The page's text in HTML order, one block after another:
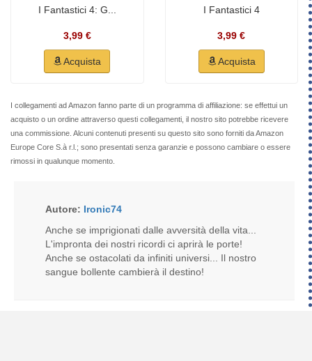
I Fantastici 4: G...
3,99 €
Acquista
I Fantastici 4
3,99 €
Acquista
I collegamenti ad Amazon fanno parte di un programma di affiliazione: se effettui un
acquisto o un ordine attraverso questi collegamenti, il nostro sito potrebbe ricevere
una commissione. Alcuni contenuti presenti su questo sito sono forniti da Amazon
Europe Core S.à r.l.; sono presentati senza garanzie e possono cambiare o essere
rimossi in qualunque momento.
Autore: Ironic74
Anche se imprigionati dalle avversità della vita...
L'impronta dei nostri ricordi ci aprirà le porte!
Anche se ostacolati da infiniti universi... Il nostro
sangue bollente cambierà il destino!